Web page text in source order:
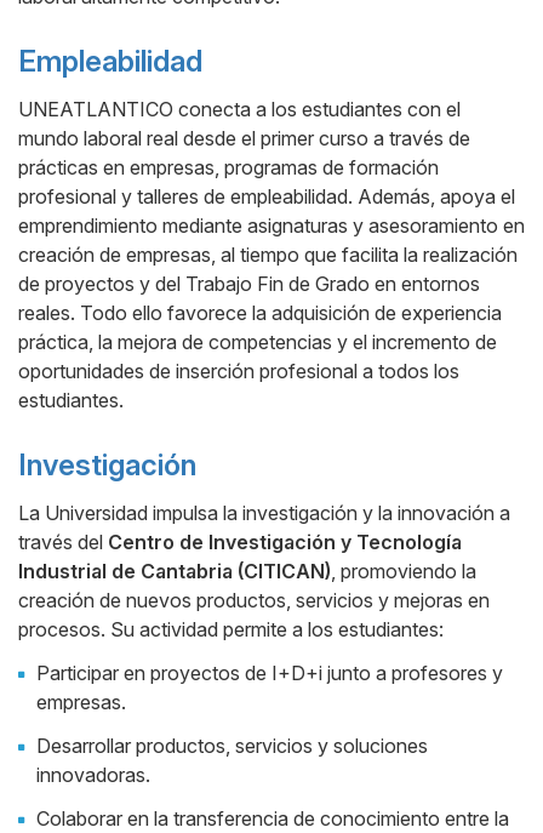
Empleabilidad
UNEATLANTICO conecta a los estudiantes con el
mundo laboral real desde el primer curso a través de
prácticas en empresas, programas de formación
profesional y talleres de empleabilidad. Además, apoya el
emprendimiento mediante asignaturas y asesoramiento en
creación de empresas, al tiempo que facilita la realización
de proyectos y del Trabajo Fin de Grado en entornos
reales. Todo ello favorece la adquisición de experiencia
práctica, la mejora de competencias y el incremento de
oportunidades de inserción profesional a todos los
estudiantes.
Investigación
La Universidad impulsa la investigación y la innovación a
través del Centro de Investigación y Tecnología
Industrial de Cantabria (CITICAN) , promoviendo la
creación de nuevos productos, servicios y mejoras en
procesos. Su actividad permite a los estudiantes:
Participar en proyectos de I+D+i junto a profesores y
empresas.
Desarrollar productos, servicios y soluciones
innovadoras.
Colaborar en la transferencia de conocimiento entre la